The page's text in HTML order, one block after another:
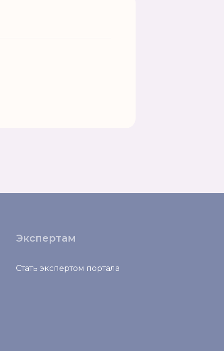
Экспертам
Стать экспертом портала